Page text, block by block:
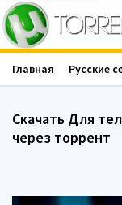
Скачать Для
через торрент
Главная Русские